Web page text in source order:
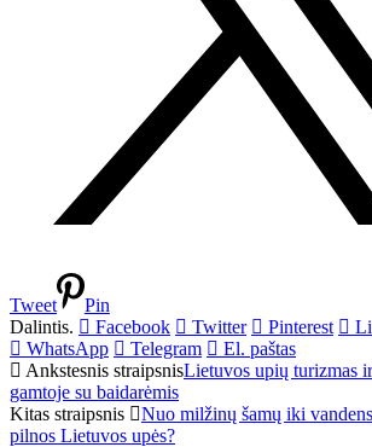
Tweet
Pin
Dalintis.
Facebook Twitter Pinterest
WhatsApp
Telegram
El. paštas
Ankstesnis straipsnisLietuvos upių turizmas
gamtoje su baidarėmis
Kitas straipsnis
Nuo milžinų šamų iki
pilnos Lietuvos upės?